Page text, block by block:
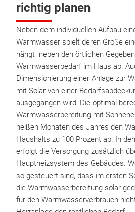
richtig planen
Neben dem individuellen Aufbau
Warmwasser spielt deren Größe
hängt neben den örtlichen
Warmwasserbedarf im Haus ab.
Dimensionierung einer Anlage zur
mit Solar von einer
ausgegangen wird: Die optimal
Warmwasserbereitung mit
heißen Monaten des Jahres den
Haushalts zu 100 Prozent ab. In
erfolgt die Versorgung zusätzlich
Hauptheizsystem des Gebäudes.
so gesteuert sind, dass im ersten
die Warmwasserbereitung solar
für den Warmwasserverbrauch